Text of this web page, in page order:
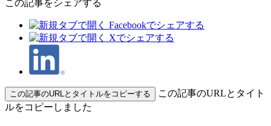
この記事をシェアする
この記事のURLとタイトルをコピーする
この記事のURLとタイト
ルをコピーしました